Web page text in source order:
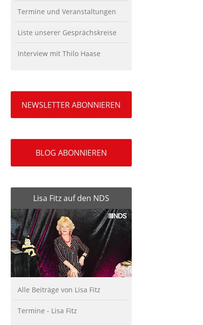
Termine und Veranstaltungen
Liste unserer Gesprächskreise
Interview mit Thilo Haase
NEWSLETTER ABONNIEREN
BLOG ABONNIEREN
Lisa Fitz auf den NDS
Alle Beiträge von Lisa Fitz
Termine - Lisa Fitz